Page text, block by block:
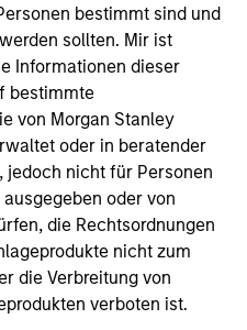
bestimmt sind und
sollten. Mir ist
Informationen dieser
bestimmte
von Morgan Stanley
oder in beratender
jedoch nicht für Personen
oder von
die Rechtsordnungen
nicht zum
die Verbreitung von
verboten ist.
radiology services
within Government
prices under
has partnered with
Limited (“MHEPL”),
network. MHEPL
across India through
five teaching
clinics across the